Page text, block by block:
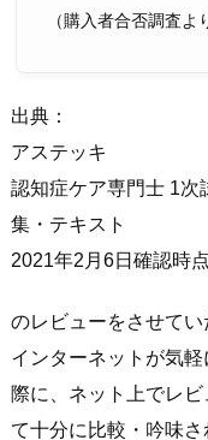
（購入者合否調査よ
出典：
アステッキ
認知症ケア専門士 1次
集・テキスト
2021年2月6日確認時点
のレビューをさせてい
インターネットが気
際に、ネット上でレ
て十分に比較・吟味